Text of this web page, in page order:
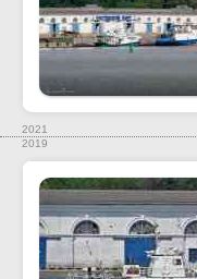
2021
2019